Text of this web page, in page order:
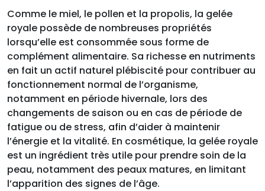
Comme le miel, le pollen et la propolis, la gelée
royale possède de nombreuses propriétés
lorsqu’elle est consommée sous forme de
complément alimentaire. Sa richesse en nutriments
en fait un actif naturel plébiscité pour contribuer au
fonctionnement normal de l’organisme,
notamment en période hivernale, lors des
changements de saison ou en cas de période de
fatigue ou de stress, afin d’aider à maintenir
l’énergie et la vitalité. En cosmétique, la gelée royale
est un ingrédient très utile pour prendre soin de la
peau, notamment des peaux matures, en limitant
l’apparition des signes de l’âge.